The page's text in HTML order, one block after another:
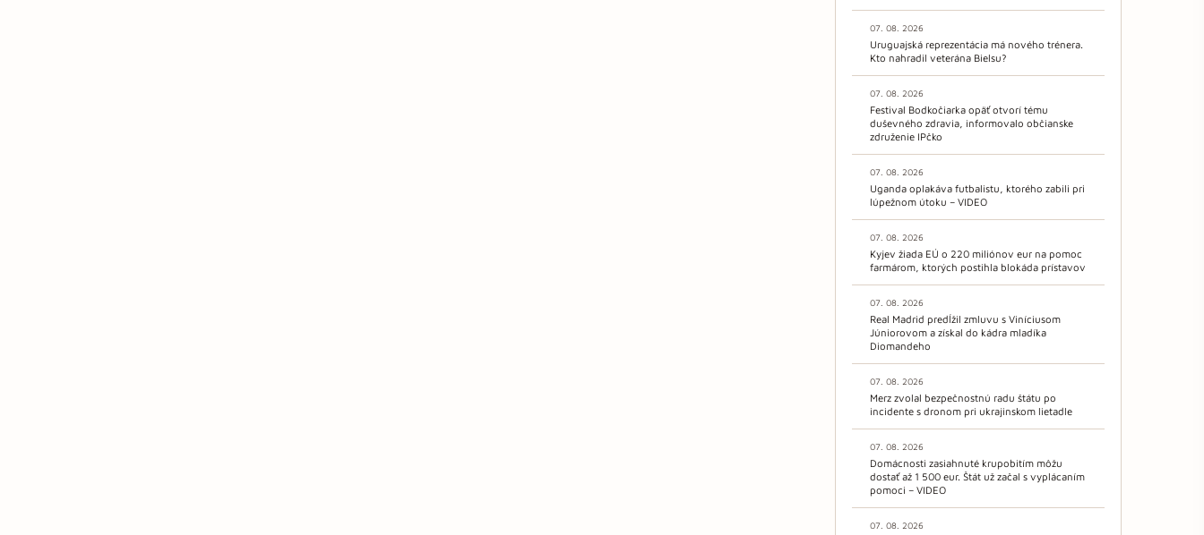
07. 08. 2026
Uruguajská reprezentácia má nového trénera.
Kto nahradil veterána Bielsu?
07. 08. 2026
Festival Bodkočiarka opäť otvorí tému
duševného zdravia, informovalo občianske
združenie IPčko
07. 08. 2026
Uganda oplakáva futbalistu, ktorého zabili pri
lúpežnom útoku – VIDEO
07. 08. 2026
Kyjev žiada EÚ o 220 miliónov eur na pomoc
farmárom, ktorých postihla blokáda prístavov
07. 08. 2026
Real Madrid predĺžil zmluvu s Viníciusom
Júniorovom a získal do kádra mladíka
Diomandeho
07. 08. 2026
Merz zvolal bezpečnostnú radu štátu po
incidente s dronom pri ukrajinskom lietadle
07. 08. 2026
Domácnosti zasiahnuté krupobitím môžu
dostať až 1 500 eur. Štát už začal s vyplácaním
pomoci – VIDEO
07. 08. 2026